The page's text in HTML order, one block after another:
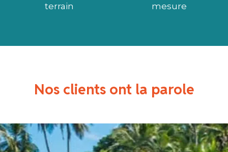
terrain
mesure
Nos clients ont la parole